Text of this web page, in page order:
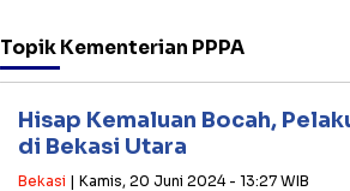
Topik Kementerian PPPA
Hisap Kemaluan Bocah,
di Bekasi Utara
Bekasi | Kamis, 20 Juni 2024 - 13:27 WIB